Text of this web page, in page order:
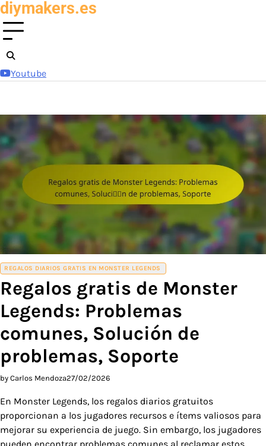
Skip
to
content
diymakers.es
Youtube
REGALOS DIARIOS GRATIS EN MONSTER LEGENDS
Regalos gratis de Monster
Legends: Problemas
comunes, Solución de
problemas, Soporte
by Carlos Mendoza27/02/2026
En Monster Legends, los regalos diarios gratuitos
proporcionan a los jugadores recursos e ítems valiosos para
mejorar su experiencia de juego. Sin embargo, los jugadores